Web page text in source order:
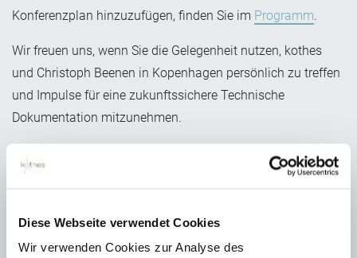
Diese Webseite verwendet Cookies
Wir verwenden Cookies zur Analyse des
Konferenzplan hinzuzufügen, finden Sie im Programm.
Wir freuen uns, wenn Sie die Gelegenheit nutzen, kothes
und Christoph Beenen in Kopenhagen persönlich zu treffen
und Impulse für eine zukunftssichere Technische
Dokumentation mitzunehmen.